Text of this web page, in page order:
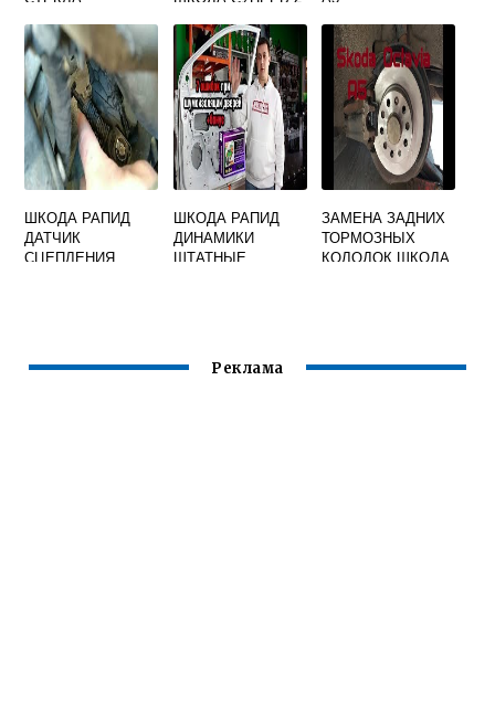
ШКОДА РАПИД
ДАТЧИК
СЦЕПЛЕНИЯ
ШКОДА РАПИД
ДИНАМИКИ
ШТАТНЫЕ
ЗАМЕНА ЗАДНИХ
ТОРМОЗНЫХ
КОЛОДОК ШКОДА
Реклама